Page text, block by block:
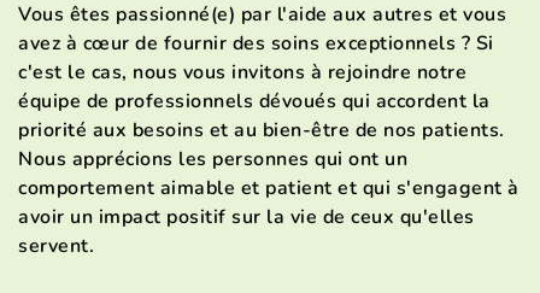
Vous êtes passionné(e) par l'aide aux autres et vous
avez à cœur de fournir des soins exceptionnels ? Si
c'est le cas, nous vous invitons à rejoindre notre
équipe de professionnels dévoués qui accordent la
priorité aux besoins et au bien-être de nos patients.
Nous apprécions les personnes qui ont un
comportement aimable et patient et qui s'engagent à
avoir un impact positif sur la vie de ceux qu'elles
servent.